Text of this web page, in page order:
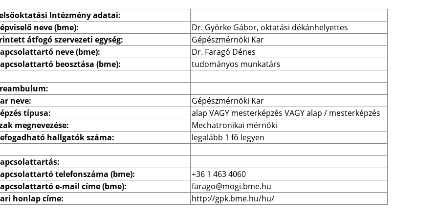
Intézmény adatai:
neve (bme):
Dr. Györke Gábor, oktatási dékánhelyettes
átfogó szervezeti egység:
Gépészmérnöki Kar
neve (bme):
Dr. Faragó Dénes
beosztása (bme):
tudományos munkatárs
neve:
Gépészmérnöki Kar
típusa:
alap VAGY mesterképzés VAGY alap / mesterképzés
megnevezése:
Mechatronikai mérnöki
hallgatók száma:
legalább 1 fő legyen
telefonszáma (bme):
+36 1 463 4060
e-mail címe (bme):
farago@mogi.bme.hu
honlap címe:
http://gpk.bme.hu/hu/